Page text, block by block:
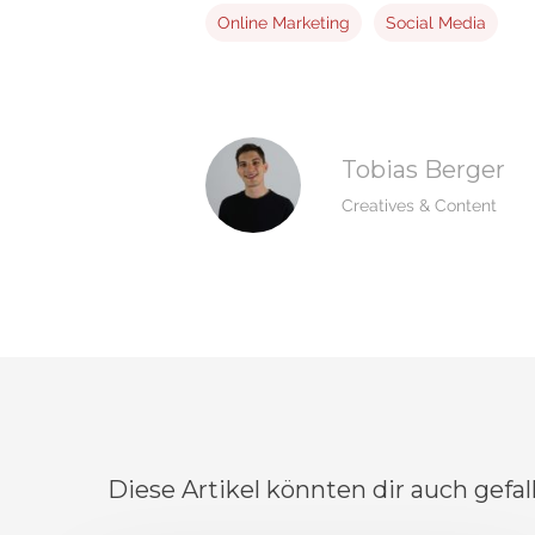
Online Marketing Social Media
Tobias Berger
Creatives & Content
Diese Artikel könnten dir auch